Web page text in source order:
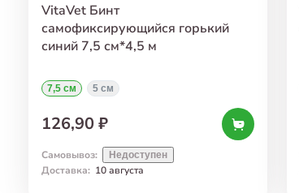
VitaVet Бинт
самофиксирующийся горький
синий 7,5 см*4,5 м
7,5 см 5 см
126,90 ₽
Самовывоз: Недоступен
Доставка: 10 августа